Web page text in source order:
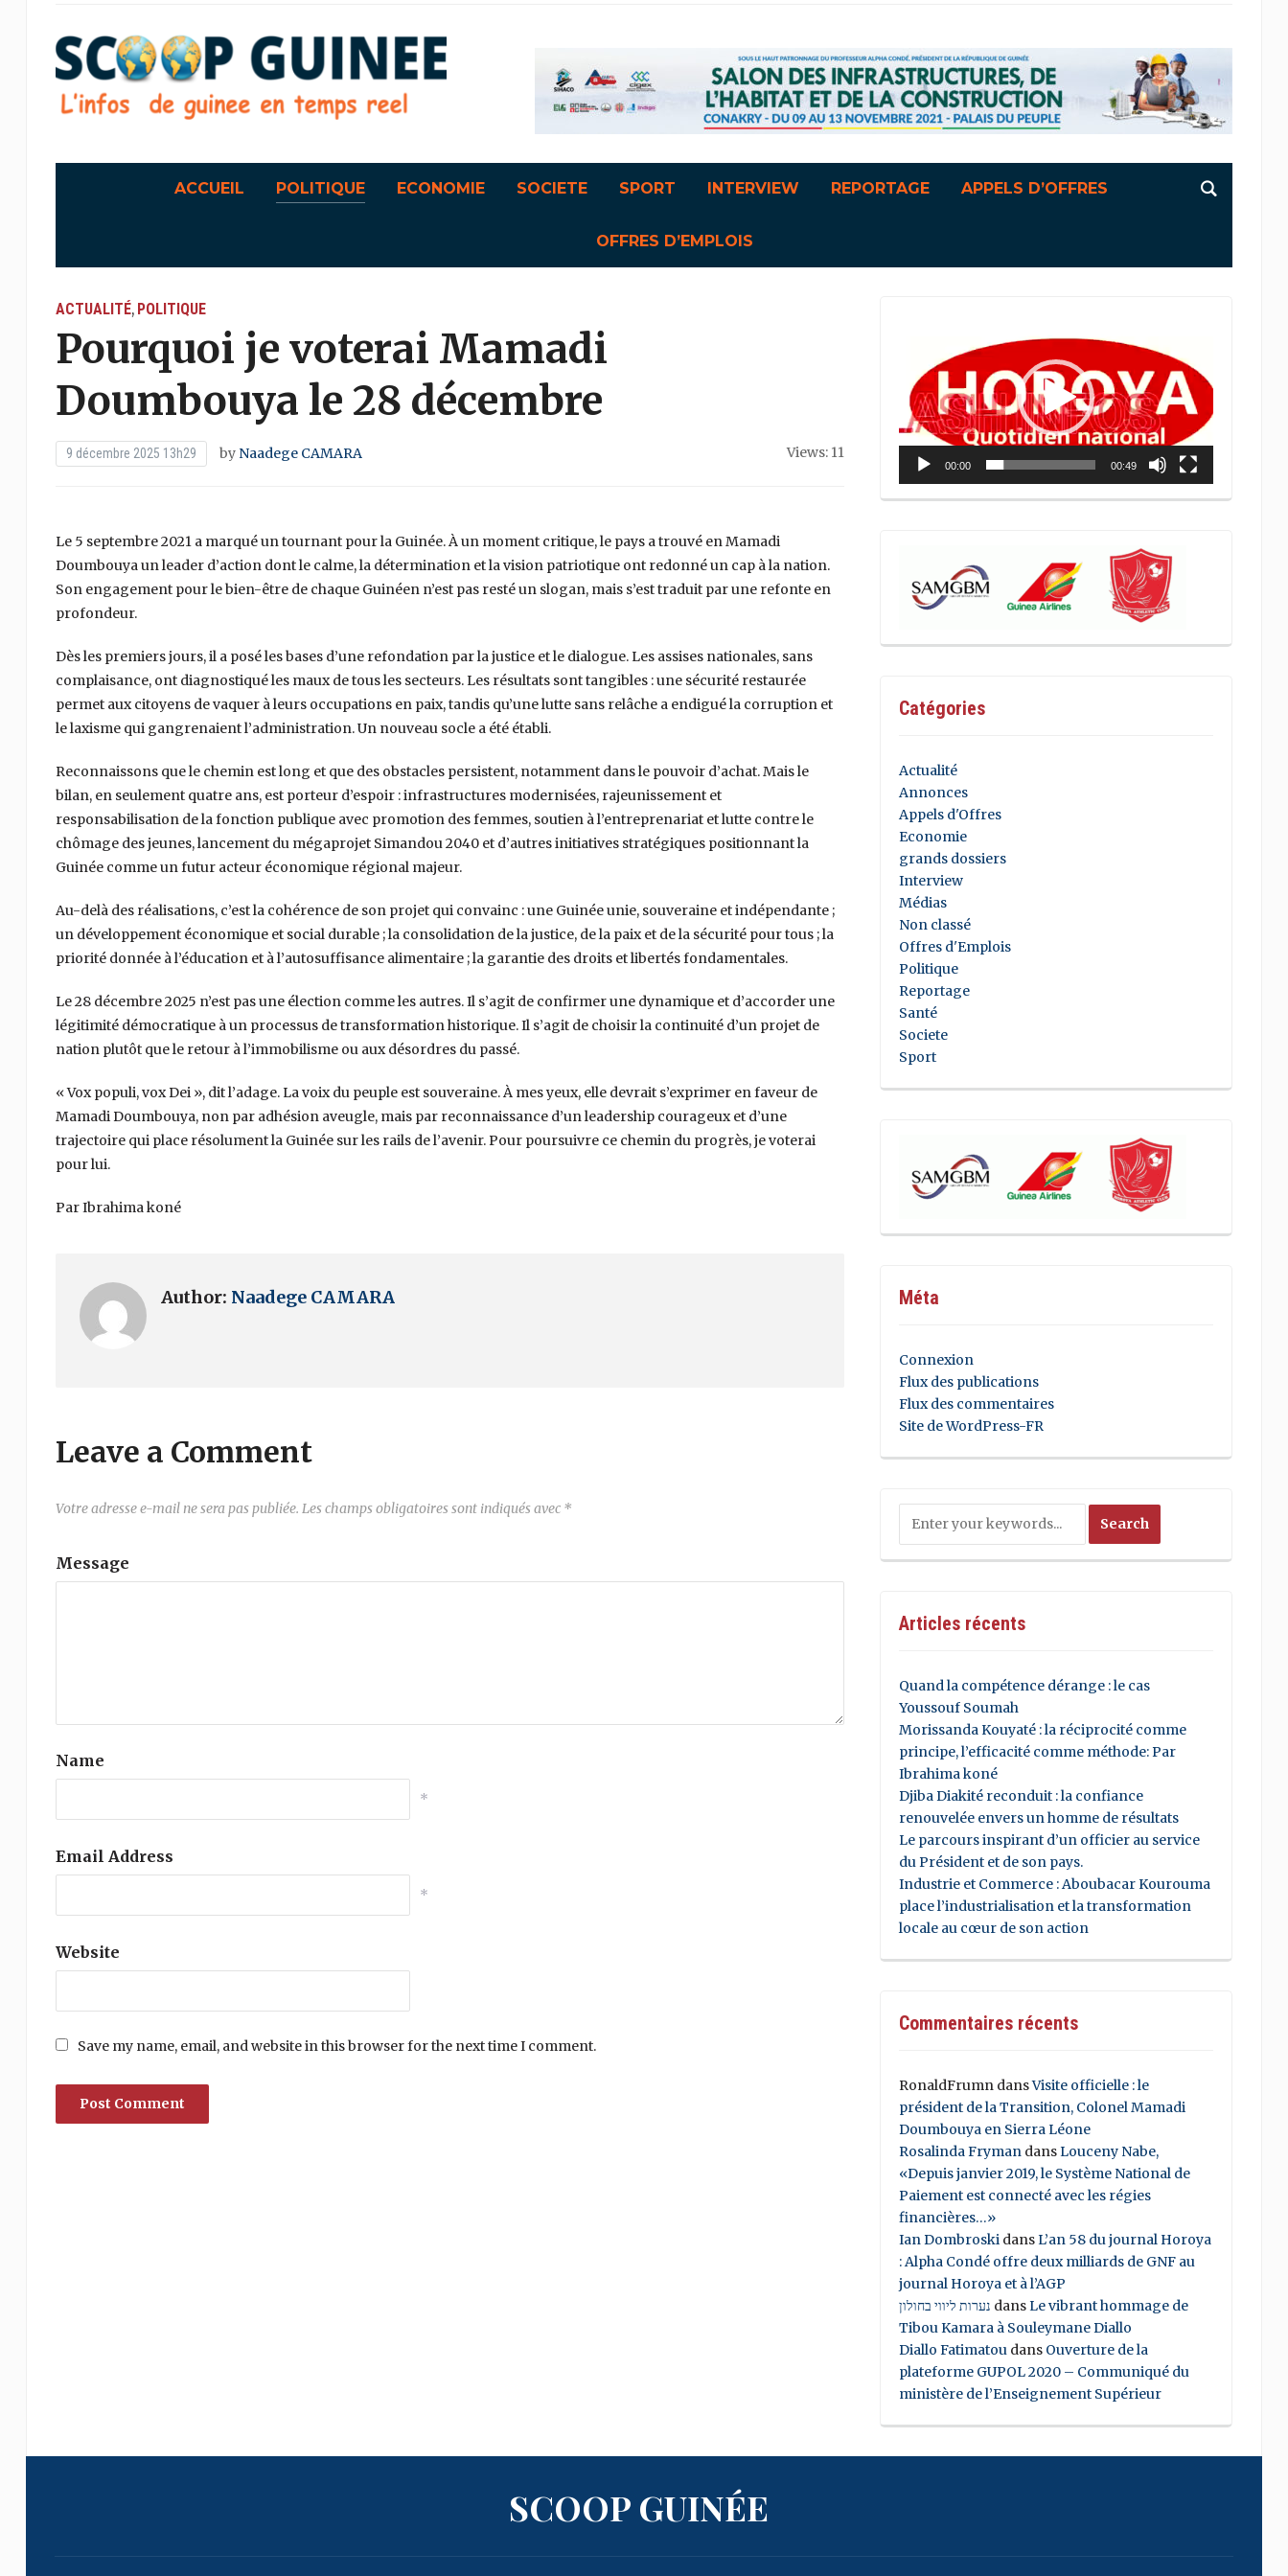
ACCUEIL POLITIQUE ECONOMIE SOCIETE SPORT INTERVIEW REPORTAGE APPELS D’OFFRES
OFFRES D’EMPLOIS
ACTUALITÉ, POLITIQUE
Pourquoi je voterai Mamadi
Doumbouya le 28 décembre
9 décembre 2025 13h29 by Naadege CAMARA Views: 11
Le 5 septembre 2021 a marqué un tournant pour la Guinée. À un moment critique, le pays a trouvé en Mamadi
Doumbouya un leader d’action dont le calme, la détermination et la vision patriotique ont redonné un cap à la nation.
Son engagement pour le bien-être de chaque Guinéen n’est pas resté un slogan, mais s’est traduit par une refonte en
profondeur.
Dès les premiers jours, il a posé les bases d’une refondation par la justice et le dialogue. Les assises nationales, sans
complaisance, ont diagnostiqué les maux de tous les secteurs. Les résultats sont tangibles : une sécurité restaurée
permet aux citoyens de vaquer à leurs occupations en paix, tandis qu’une lutte sans relâche a endigué la corruption et
le laxisme qui gangrenaient l’administration. Un nouveau socle a été établi.
Reconnaissons que le chemin est long et que des obstacles persistent, notamment dans le pouvoir d’achat. Mais le
bilan, en seulement quatre ans, est porteur d’espoir : infrastructures modernisées, rajeunissement et
responsabilisation de la fonction publique avec promotion des femmes, soutien à l’entreprenariat et lutte contre le
chômage des jeunes, lancement du mégaprojet Simandou 2040 et d’autres initiatives stratégiques positionnant la
Guinée comme un futur acteur économique régional majeur.
Au-delà des réalisations, c’est la cohérence de son projet qui convainc : une Guinée unie, souveraine et indépendante ;
un développement économique et social durable ; la consolidation de la justice, de la paix et de la sécurité pour tous ; la
priorité donnée à l’éducation et à l’autosuffisance alimentaire ; la garantie des droits et libertés fondamentales.
Le 28 décembre 2025 n’est pas une élection comme les autres. Il s’agit de confirmer une dynamique et d’accorder une
légitimité démocratique à un processus de transformation historique. Il s’agit de choisir la continuité d’un projet de
nation plutôt que le retour à l’immobilisme ou aux désordres du passé.
« Vox populi, vox Dei », dit l’adage. La voix du peuple est souveraine. À mes yeux, elle devrait s’exprimer en faveur de
Mamadi Doumbouya, non par adhésion aveugle, mais par reconnaissance d’un leadership courageux et d’une
trajectoire qui place résolument la Guinée sur les rails de l’avenir. Pour poursuivre ce chemin du progrès, je voterai
pour lui.
Par Ibrahima koné
Author: Naadege CAMARA
Leave a Comment
Votre adresse e-mail ne sera pas publiée. Les champs obligatoires sont indiqués avec *
Message
Name
*
Email Address
*
Website
Save my name, email, and website in this browser for the next time I comment.
00:00 00:49
Catégories
Actualité
Annonces
Appels d'Offres
Economie
grands dossiers
Interview
Médias
Non classé
Offres d'Emplois
Politique
Reportage
Santé
Societe
Sport
Méta
Connexion
Flux des publications
Flux des commentaires
Site de WordPress-FR
Articles récents
Quand la compétence dérange : le cas
Youssouf Soumah
Morissanda Kouyaté : la réciprocité comme
principe, l’efficacité comme méthode: Par
Ibrahima koné
Djiba Diakité reconduit : la confiance
renouvelée envers un homme de résultats
Le parcours inspirant d’un officier au service
du Président et de son pays.
Industrie et Commerce : Aboubacar Kourouma
place l’industrialisation et la transformation
locale au cœur de son action
Commentaires récents
RonaldFrumndansVisite officielle : le
président de la Transition, Colonel Mamadi
Doumbouya en Sierra Léone
Rosalinda FrymandansLouceny Nabe,
«Depuis janvier 2019, le Système National de
Paiement est connecté avec les régies
financières…»
Ian DombroskidansL’an 58 du journal Horoya
: Alpha Condé offre deux milliards de GNF au
journal Horoya et à l’AGP
נערות ליווי בחולון dansLe vibrant hommage de
Tibou Kamara à Souleymane Diallo
Diallo Fatimatoudans Ouverture de la
plateforme GUPOL 2020 – Communiqué du
ministère de l’Enseignement Supérieur
SCOOP GUINÉE